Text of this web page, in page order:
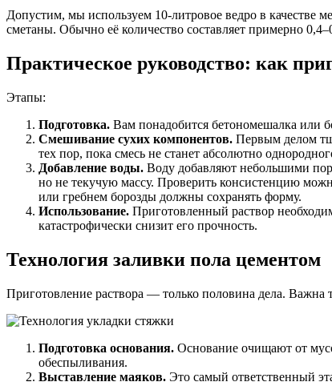
Допустим, мы используем 10-литровое ведро в качестве
сметаны. Обычно её количество составляет примерно
Практическое руководство: как
Этапы:
Подготовка. Вам понадобится бетономешалка или
Смешивание сухих компонентов. Первым делом
тех пор, пока смесь не станет абсолютно
Добавление воды. Воду добавляют небольшими
но не текучую массу. Проверить консистенцию
или гребнем борозды должны сохранять форму.
Использование. Приготовленный раствор
катастрофически снизит его прочность.
Технология заливки пола цементом
Приготовление раствора — только половина дела. Важна
Подготовка основания. Основание очищают от
обеспыливания.
Выставление маяков. Это самый ответственный